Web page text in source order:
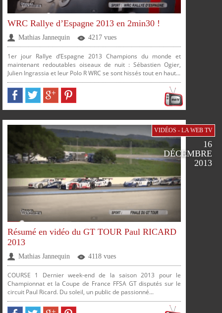
SUR SUR SUR SUR
PARTAGERPARTAGERPARTAGER
WRC Rallye d’Espagne 2013 en 2min30 !
Mathias Jannequin 4217 vues
1er jour Rallye d’Espagne 2013 Champions du monde et
maintenant redoutables oiseaux de nuit : Sébastien Ogier,
Julien Ingrassia et leur Polo R WRC se sont hissés tout en haut...
VIDÉOS - LA WEB TV
16
DÉCEMBRE
2013
Résumé en vidéo du GT TOUR Paul RICARD
2013
Mathias Jannequin 4118 vues
COURSE 1 Dernier week-end de la saison 2013 pour le
Championnat et la Coupe de France FFSA GT disputés sur le
circuit Paul Ricard. Du soleil, un public de passionné...